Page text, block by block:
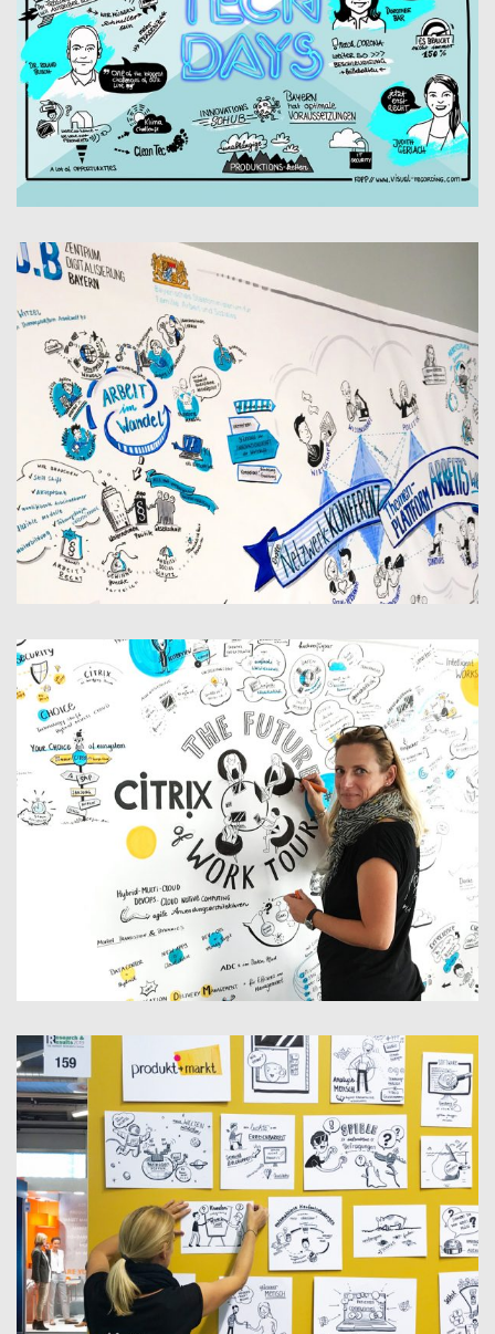
TECH DAYS
DIGITALISIERUNG / ARBEITSWELT 4.0
THE FUTURE OF WORK